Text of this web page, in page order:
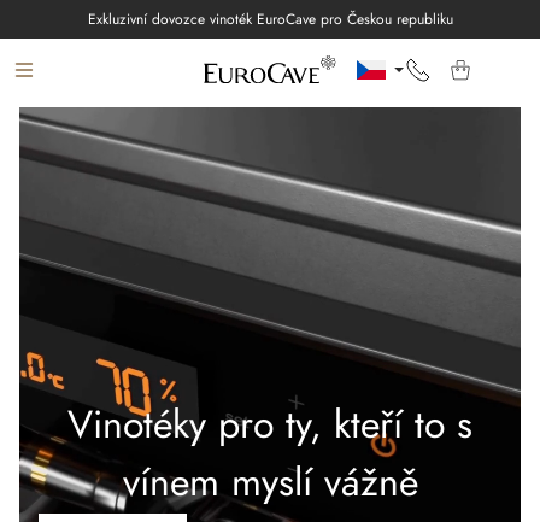
na
obsah
Exkluzivní dovozce vinoték EuroCave pro Českou republiku
PRODUKTY
VINNÉ SKLEPY
EUROCAVE
INSPIRACE
Přihlášení
Vinotéky pro ty, kteří to s
vínem myslí vážně